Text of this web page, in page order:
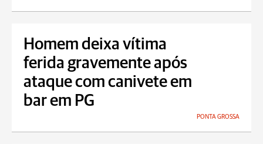
Homem deixa vítima
ferida gravemente após
ataque com canivete em
bar em PG
PONTA GROSSA